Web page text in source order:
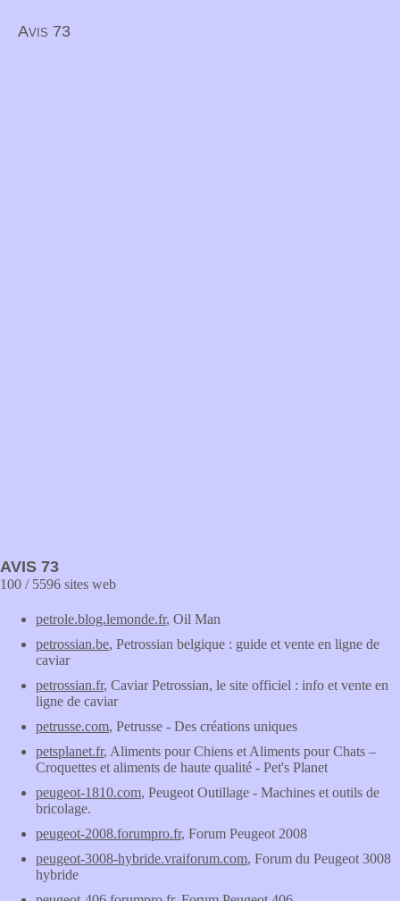
Avis 73
AVIS 73
100 / 5596 sites web
petrole.blog.lemonde.fr, Oil Man
petrossian.be, Petrossian belgique : guide et vente en ligne de
caviar
petrossian.fr, Caviar Petrossian, le site officiel : info et vente en
ligne de caviar
petrusse.com, Petrusse - Des créations uniques
petsplanet.fr, Aliments pour Chiens et Aliments pour Chats –
Croquettes et aliments de haute qualité - Pet's Planet
peugeot-1810.com, Peugeot Outillage - Machines et outils de
bricolage.
peugeot-2008.forumpro.fr, Forum Peugeot 2008
peugeot-3008-hybride.vraiforum.com, Forum du Peugeot 3008
hybride